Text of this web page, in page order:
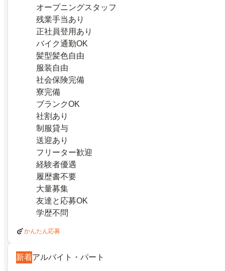
オープニングスタッフ
残業手当あり
正社員登用あり
バイク通勤OK
髪型髪色自由
服装自由
社会保険完備
寮完備
ブランクOK
社割あり
制服貸与
送迎あり
フリーター歓迎
経験者優遇
履歴書不要
大量募集
友達と応募OK
学歴不問
かんたん応募
新着アルバイト・パート